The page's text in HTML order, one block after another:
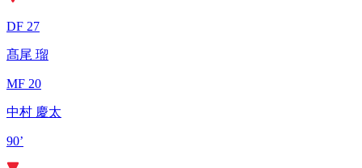
DF 27
髙尾 瑠
MF 20
中村 慶太
90’